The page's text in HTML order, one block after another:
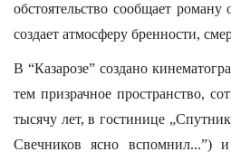
обстоятельство сообщает роману
создает атмосферу бренности,
В “Казарозе” создано
тем призрачное пространство,
тысячу лет, в гостинице
Свечников ясно